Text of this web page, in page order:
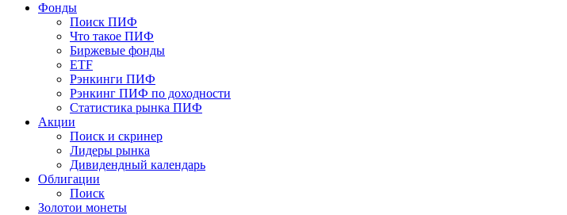
Фонды
Поиск ПИФ
Что такое ПИФ
Биржевые фонды
ETF
Рэнкинги ПИФ
Рэнкинг ПИФ по доходности
Статистика рынка ПИФ
Акции
Поиск и скринер
Лидеры рынка
Дивидендный календарь
Облигации
Поиск
Золотои монеты